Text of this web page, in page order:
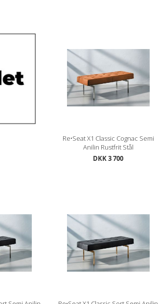
Re•Seat X1 Classic Cognac Semi
Anilin Rustfrit Stål
DKK 3 700